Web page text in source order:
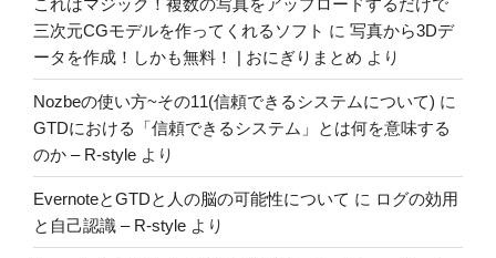
三次元CGモデルを作ってくれるソフト に 写真から3Dデ
ータを作成！しかも無料！ | おにぎりまとめ より
Nozbeの使い方~その11(信頼できるシステムについて) に
GTDにおける「信頼できるシステム」とは何を意味する
のか – R-style より
EvernoteとGTDと人の脳の可能性について に ログの効用
と自己認識 – R-style より